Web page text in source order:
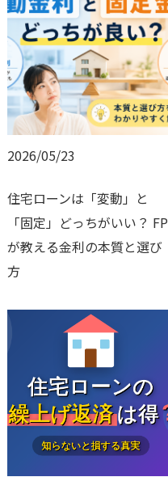
2026/05/23
住宅ローンは「変動」と
「固定」どっちがいい？ FP
が教える金利の本質と選び
方